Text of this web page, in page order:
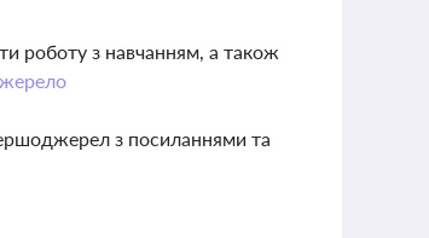
роботу з навчанням, а також
з посиланнями та